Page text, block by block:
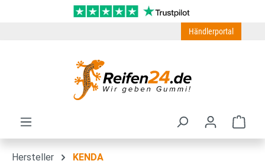
Zum Hauptinhalt springen
Händlerportal
Hersteller KENDA